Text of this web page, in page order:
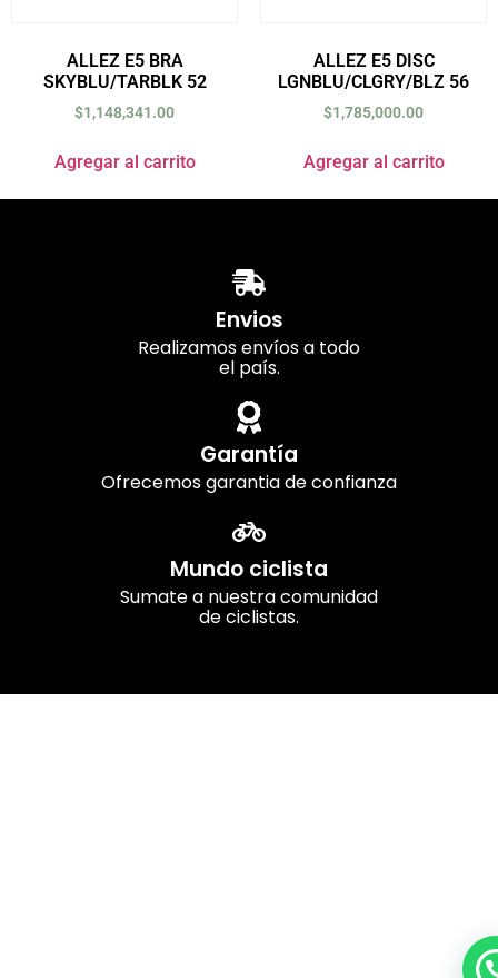
ALLEZ E5 BRA
SKYBLU/TARBLK 52
$1,148,341.00
Agregar al carrito
ALLEZ E5 DISC
LGNBLU/CLGRY/BLZ 56
$1,785,000.00
Agregar al carrito
Envios
Realizamos envíos a todo
el país.
Garantía
Ofrecemos garantia de confianza
Mundo ciclista
Sumate a nuestra comunidad
de ciclistas.